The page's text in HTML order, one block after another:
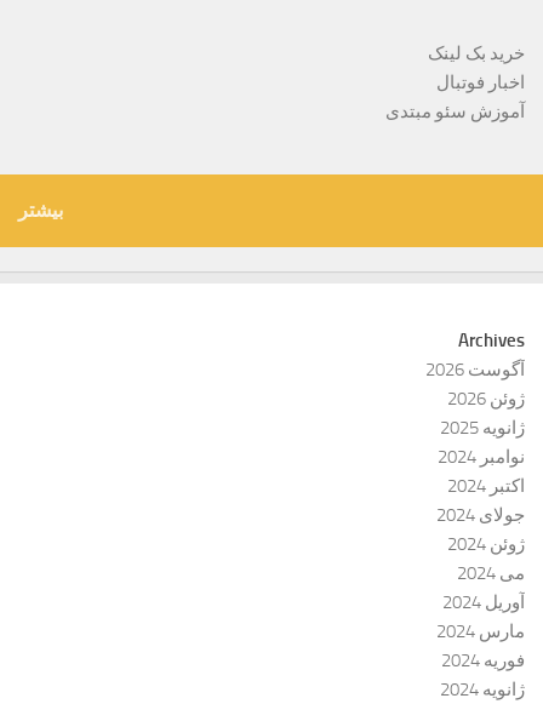
خرید بک لینک
اخبار فوتبال
آموزش سئو مبتدی
بیشتر
Archives
آگوست 2026
ژوئن 2026
ژانویه 2025
نوامبر 2024
اکتبر 2024
جولای 2024
ژوئن 2024
می 2024
آوریل 2024
مارس 2024
فوریه 2024
ژانویه 2024